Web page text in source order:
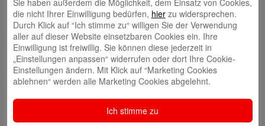
In den kommenden Wochen wird die Fassade der Weser-Elbe
Sparkasse an der Bürgermeister-Smidt-Straße 24-30 in Teilbereichen
saniert.
Durch die Sanierungsmaßnahme wird es bedauerlicherweise zu Lärm-
und Schmutzbelästigungen kommen.
Wir bitten unsere Kundinnen und Kunden, sowie Anwohnerinnen und
Anwohner und weiteren betroffenen Personen um Verständnis für diese
erforderlichen Sanierungsarbeiten. Wir gehen davon aus, dass die
Arbeiten einige Monate dauern werden.
die nicht Ihrer Einwilligung bedürfen, hierzu widersprechen.
Durch Klick auf “Ich stimme zu“ willigen Sie der Verwendung
aller auf dieser Website einsetzbaren Cookies ein. Ihre
Einwilligung ist freiwillig. Sie können diese jederzeit in
„Einstellungen anpassen“ widerrufen oder dort Ihre Cookie-
Einstellungen ändern. Mit Klick auf “Marketing Cookies
ablehnen“ werden alle Marketing Cookies abgelehnt.
Ich stimme zu